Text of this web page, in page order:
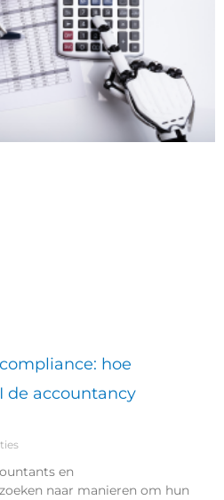
hoe
de accountancy
en
naar manieren om hun